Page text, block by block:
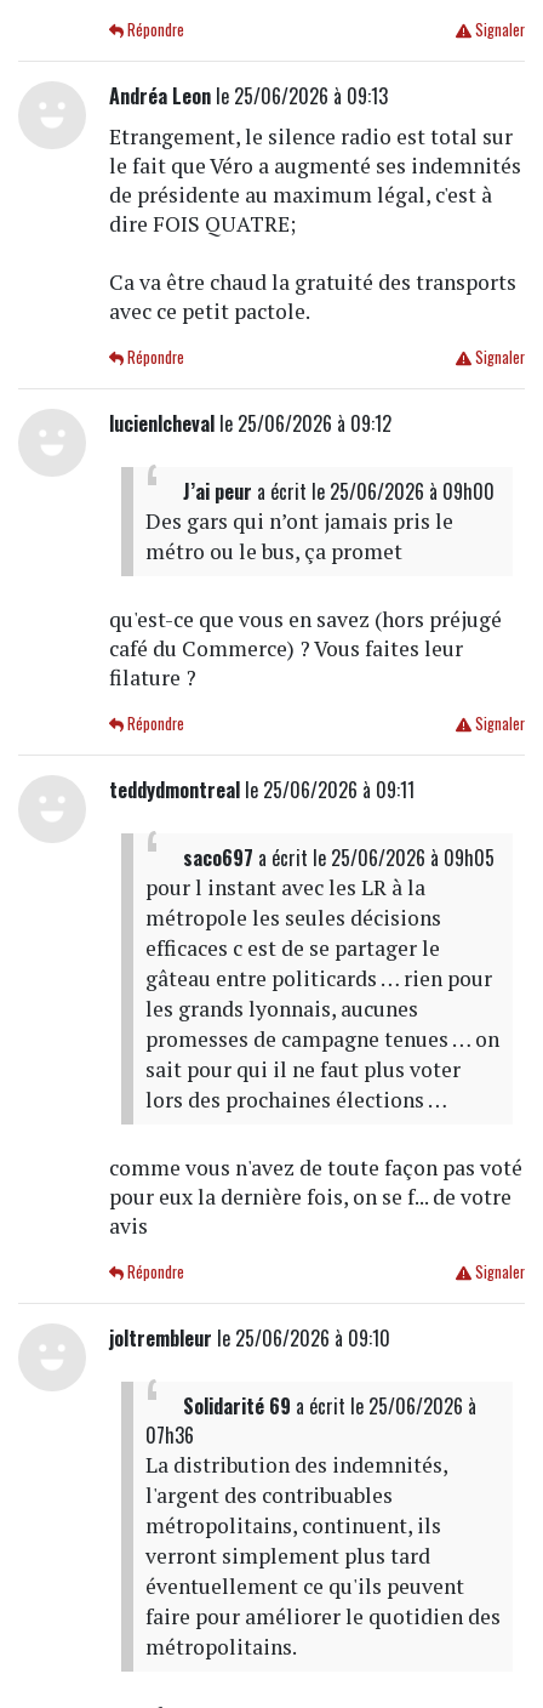
Signaler
Répondre
Andréa Leonle 25/06/2026 à 09:13
Etrangement, le silence radio est total sur
le fait que Véro a augmenté ses indemnités
de présidente au maximum légal, c'est à
dire FOIS QUATRE;
Ca va être chaud la gratuité des transports
avec ce petit pactole.
Signaler
Répondre
lucienlchevalle 25/06/2026 à 09:12
J’ai peur a écrit le 25/06/2026 à 09h00
Des gars qui n’ont jamais pris le
métro ou le bus, ça promet
qu'est-ce que vous en savez (hors préjugé
café du Commerce) ? Vous faites leur
filature ?
Signaler
Répondre
teddydmontrealle 25/06/2026 à 09:11
saco697 a écrit le 25/06/2026 à 09h05
pour l instant avec les LR à la
métropole les seules décisions
efficaces c est de se partager le
gâteau entre politicards … rien pour
les grands lyonnais, aucunes
promesses de campagne tenues … on
sait pour qui il ne faut plus voter
lors des prochaines élections …
comme vous n'avez de toute façon pas voté
pour eux la dernière fois, on se f... de votre
avis
Signaler
Répondre
joltrembleur le 25/06/2026 à 09:10
Solidarité 69 a écrit le 25/06/2026 à
07h36
La distribution des indemnités,
l'argent des contribuables
métropolitains, continuent, ils
verront simplement plus tard
éventuellement ce qu'ils peuvent
faire pour améliorer le quotidien des
métropolitains.